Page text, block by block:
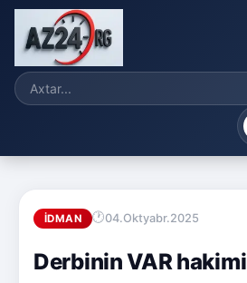
İDMAN 04.Oktyabr.2025
Derbinin VAR hakimi